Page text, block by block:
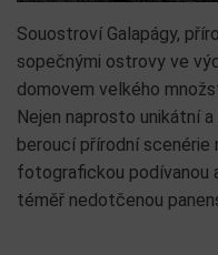
Souostroví Galapágy,
sopečnými ostrovy ve
domovem velkého
Nejen naprosto unikátní
beroucí přírodní scenérie
fotografickou podívanou
téměř nedotčenou